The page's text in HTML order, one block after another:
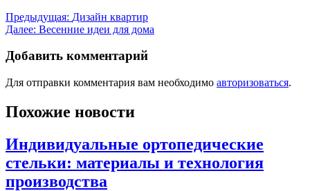
Навигация
по
записям
Предыдущая: Дизайн квартир
Далее: Весенние идеи для дома
Добавить комментарий
Для отправки комментария вам необходимо авторизоваться.
Похожие новости
Индивидуальные ортопедические
стельки: материалы и технология
производства